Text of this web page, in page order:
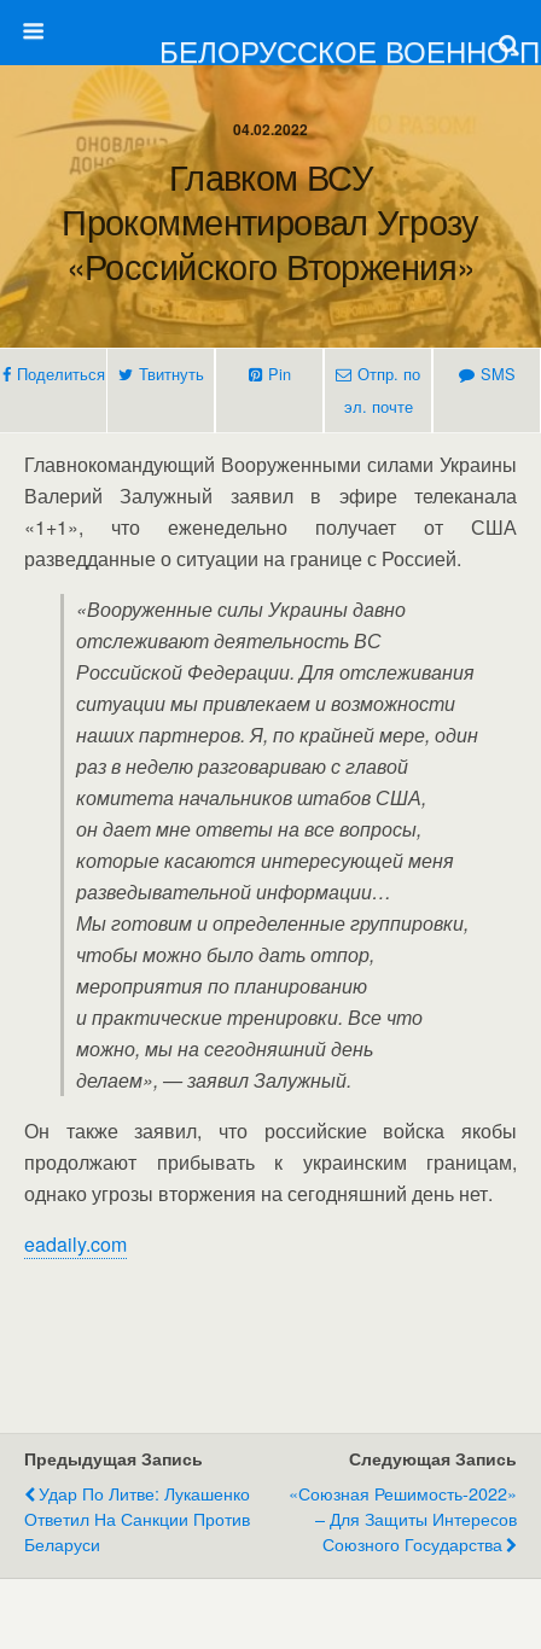
БЕЛОРУССКОЕ ВОЕННО-
04.02.2022
Главком ВСУ
Прокомментировал Угрозу
«российского Вторжения»
Поделиться Твитнуть Pin
Отпр. по
эл. почте
SMS
Главнокомандующий Вооруженными силами Украины
Валерий Залужный заявил в эфире телеканала
«1+1», что еженедельно получает от США
разведданные о ситуации на границе с Россией.
«Вооруженные силы Украины давно
отслеживают деятельность ВС
Российской Федерации. Для отслеживания
ситуации мы привлекаем и возможности
наших партнеров. Я, по крайней мере, один
раз в неделю разговариваю с главой
комитета начальников штабов США,
он дает мне ответы на все вопросы,
которые касаются интересующей меня
разведывательной информации…
Мы готовим и определенные группировки,
чтобы можно было дать отпор,
мероприятия по планированию
и практические тренировки. Все что
можно, мы на сегодняшний день
делаем», — заявил Залужный.
Он также заявил, что российские войска якобы
продолжают прибывать к украинским границам,
однако угрозы вторжения на сегодняшний день нет.
eadaily.com
Предыдущая Запись
Удар По Литве: Лукашенко
Ответил На Санкции Против
Беларуси
Следующая Запись
«Союзная Решимость-2022»
– Для Защиты Интересов
Союзного Государства